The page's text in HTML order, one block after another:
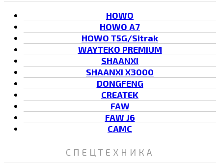
HOWO
HOWO A7
HOWO T5G/Sitrak
WAYTEKO PREMIUM
SHAANXI
SHAANXI X3000
DONGFENG
CREATEK
FAW
FAW J6
CAMC
СПЕЦТЕХНИКА